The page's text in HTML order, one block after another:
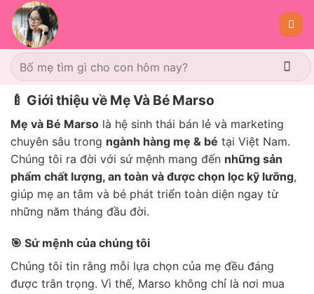
Skip
content
Tìm
kiếm:
🍼 Giới thiệu về Mẹ Và Bé Marso
Mẹ và Bé Marso là hệ sinh thái bán lẻ và marketing
chuyên sâu trong ngành hàng mẹ & bé tại Việt Nam.
Chúng tôi ra đời với sứ mệnh mang đến những sản
phẩm chất lượng, an toàn và được chọn lọc kỹ lưỡng,
giúp mẹ an tâm và bé phát triển toàn diện ngay từ
những năm tháng đầu đời.
🎯 Sứ mệnh của chúng tôi
Chúng tôi tin rằng mỗi lựa chọn của mẹ đều đáng
được trân trọng. Vì thế, Marso không chỉ là nơi mua